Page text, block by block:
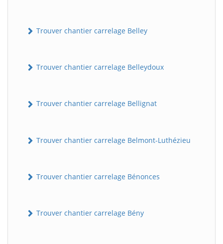
Trouver chantier carrelage Belley
Trouver chantier carrelage Belleydoux
Trouver chantier carrelage Bellignat
Trouver chantier carrelage Belmont-Luthézieu
Trouver chantier carrelage Bénonces
Trouver chantier carrelage Bény